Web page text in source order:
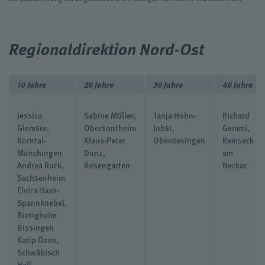
Regionaldirektion Nord-Ost
10 Jahre 20 Jahre 30 Jahre 40 Jahre
Jessica
Glemser,
Korntal-
Münchingen
Andrea Ruck,
Sachsenheim
Elvira Haas-
Spannknebel,
Bietigheim-
Bissingen
Katip Özen,
Schwäbisch
Sabine Möller,
Obersontheim
Klaus-Peter
Dunz,
Rosengarten
Tanja Hohn-
Jobst,
Oberriexingen
Richard
Gemmi,
Remseck
am
Neckar